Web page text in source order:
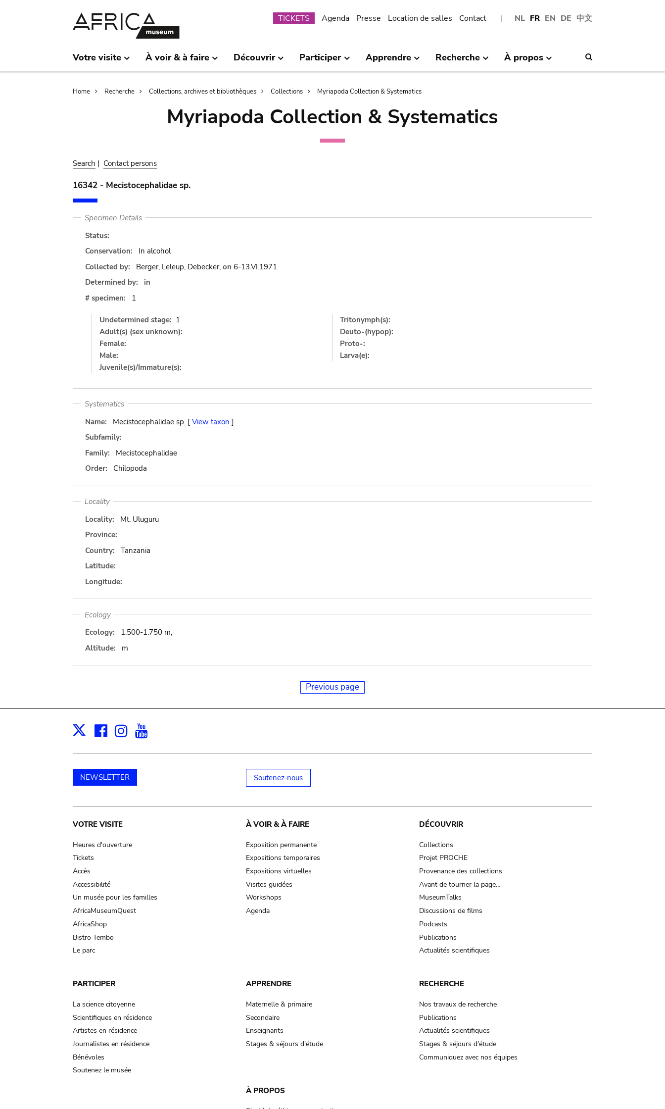
NL FR EN DE 中文
Submenu
TICKETS Agenda Presse Location de salles Contact
Votre visite À voir & à faire Découvrir Participer Apprendre Recherche À propos
Breadcrumb
Home Recherche Collections, archives et bibliothèques Collections Myriapoda Collection & Systematics
Myriapoda Collection & Systematics
Search | Contact persons
16342 - Mecistocephalidae sp.
Specimen Details
Status:
Conservation:
In alcohol
Collected by:
Berger, Leleup, Debecker, on 6-13.VI.1971
Determined by:
in
# specimen:
1
Undetermined stage: 1
Adult(s) (sex unknown):
Female:
Male:
Juvenile(s)/Immature(s):
Tritonymph(s):
Deuto-(hypop):
Proto-:
Larva(e):
Systematics
Name:
Mecistocephalidae sp. [ View taxon ]
Subfamily:
Family:
Mecistocephalidae
Order:
Chilopoda
Locality
Locality:
Mt. Uluguru
Province:
Country:
Tanzania
Latitude:
Longitude:
Ecology
Ecology:
1.500-1.750 m,
Altitude:
m
Previous page
X Facebook
Instagram
NEWSLETTER Soutenez-nous
Main
navigation
VOTRE VISITE
Heures d'ouverture
Tickets
Accès
Accessibilité
Un musée pour les familles
AfricaMuseumQuest
AfricaShop
Bistro Tembo
Le parc
À VOIR & À FAIRE
Exposition permanente
Expositions temporaires
Expositions virtuelles
Visites guidées
Workshops
Agenda
DÉCOUVRIR
Collections
Projet PROCHE
Provenance des collections
Avant de tourner la page…
MuseumTalks
Discussions de films
Podcasts
Publications
Actualités scientifiques
PARTICIPER
La science citoyenne
Scientifiques en résidence
Artistes en résidence
Journalistes en résidence
Bénévoles
Soutenez le musée
APPRENDRE
Maternelle & primaire
Secondaire
Enseignants
Stages & séjours d'étude
RECHERCHE
Nos travaux de recherche
Publications
Actualités scientifiques
Stages & séjours d'étude
Communiquez avec nos équipes
À PROPOS